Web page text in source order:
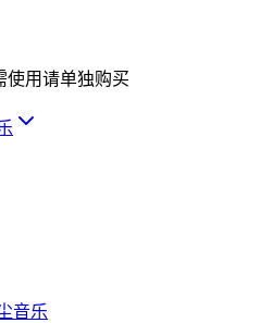
使用请单独购买
音乐